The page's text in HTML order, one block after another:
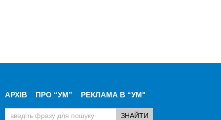
АРХІВ ПРО “УМ” РЕКЛАМА В “УМ"